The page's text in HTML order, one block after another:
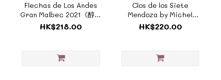
Flechas de Los Andes
Gran Malbec 2021《醇酒
系列 - ZA010》
HK$218.00
Clos de los Siete
Mendoza by Michel
Rolland 2021《醇酒系列 -
ZAR001》
HK$220.00